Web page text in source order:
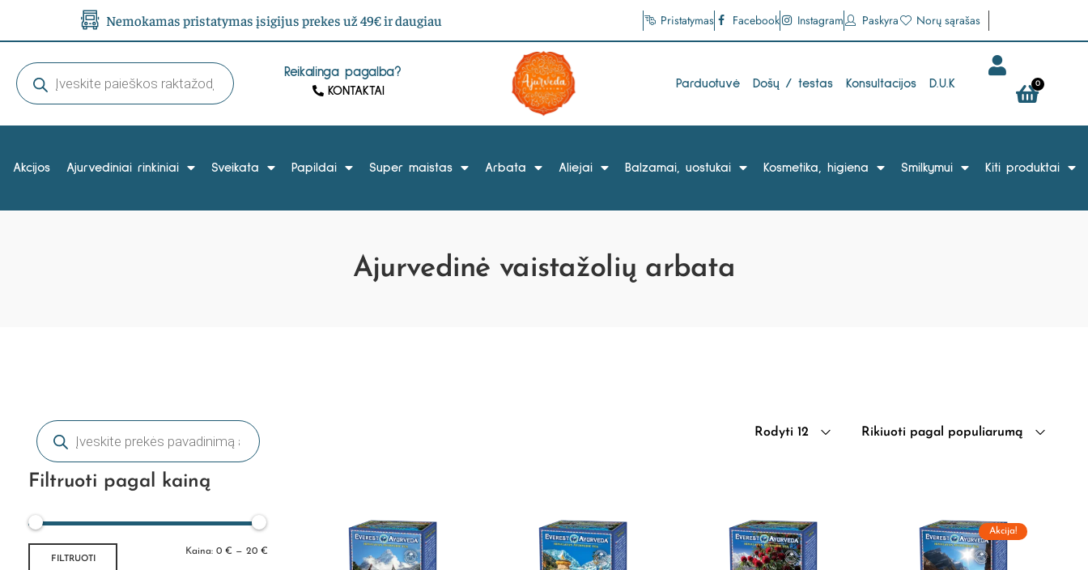
Nemokamas pristatymas įsigijus prekes už 49€ ir daugiau Pristatymas Facebook Instagram Paskyra Norų sąrašas
Reikalinga pagalba?
KONTAKTAI
Parduotuvė Došų / testas Konsultacijos D.U.K 0
Akcijos Ajurvediniai rinkiniai Sveikata Papildai Super maistas Arbata Aliejai Balzamai, uostukai Kosmetika, higiena Smilkymui Kiti produktai
Ajurvedinė vaistažolių arbata
Filtruoti pagal kainą
FILTRUOTI
Kaina: 0 € — 20 €
Rodyti 12 Rikiuoti pagal populiarumą
Akcija!